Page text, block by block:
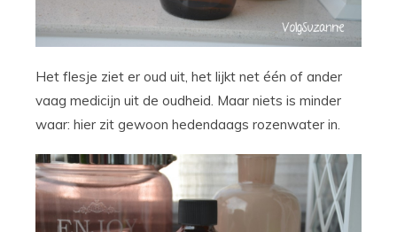
Het flesje ziet er oud uit, het lijkt net één of ander
vaag medicijn uit de oudheid. Maar niets is minder
waar: hier zit gewoon hedendaags rozenwater in.